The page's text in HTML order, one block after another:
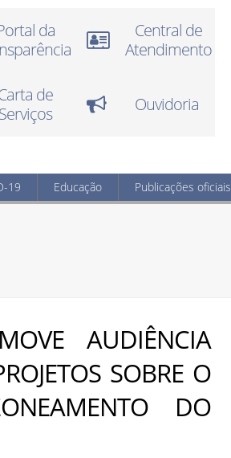
da
Central de
Atendimento
de
Serviços
Ouvidoria
19 Educação Publicações oficiais
AUDIÊNCIA
SOBRE O
DO